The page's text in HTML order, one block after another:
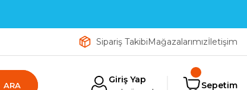
Sipariş TakibiMağazalarımızİletişim
ARA
Giriş Yap
Sepetim